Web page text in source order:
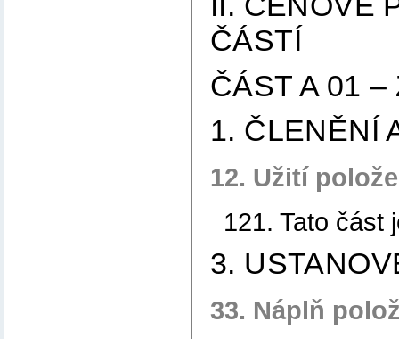
ČÁSTÍ
ČÁST A 01
1. ČLENĚNÍ
12. Užití
121. Tato část
3.
33. Náplň